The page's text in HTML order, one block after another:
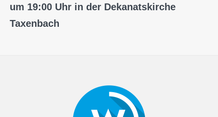
um 19:00 Uhr in der Dekanatskirche
Taxenbach